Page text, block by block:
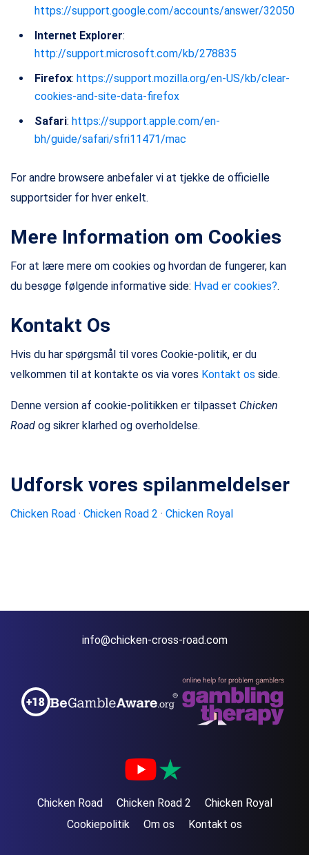
https://support.google.com/accounts/answer/32050
Internet Explorer:
http://support.microsoft.com/kb/278835
Firefox: https://support.mozilla.org/en-US/kb/clear-
cookies-and-site-data-firefox
Safari: https://support.apple.com/en-
bh/guide/safari/sfri11471/mac
For andre browsere anbefaler vi at tjekke de officielle
supportsider for hver enkelt.
Mere Information om Cookies
For at lære mere om cookies og hvordan de fungerer, kan
du besøge følgende informative side: Hvad er cookies?.
Kontakt Os
Hvis du har spørgsmål til vores Cookie-politik, er du
velkommen til at kontakte os via vores Kontakt os side.
Denne version af cookie-politikken er tilpasset Chicken
Road og sikrer klarhed og overholdelse.
Udforsk vores spilanmeldelser
Chicken Road · Chicken Road 2 · Chicken Royal
info@chicken-cross-road.com
Chicken Road Chicken Road 2
Chicken Royal
Cookiepolitik
Om os Kontakt os